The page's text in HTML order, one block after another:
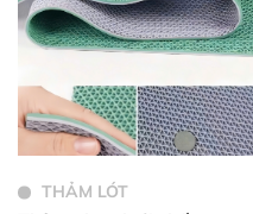
THẢM LÓT